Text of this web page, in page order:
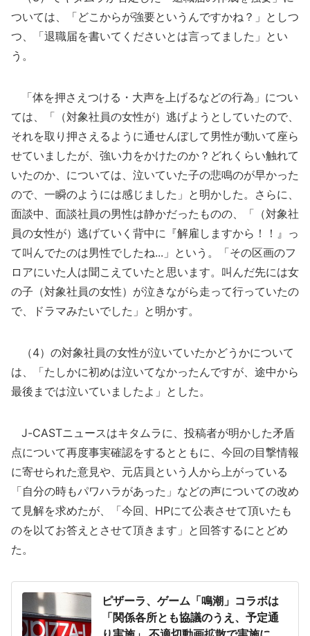
ついては、「どこからが強要というんですかね？」としつ
つ、「退職届を書いてくださいとは言ってました」とい
う。
「体を押さえつける・大声を上げるなどの行為」につい
ては、「（対象社員の女性が）逃げようとしていたので、
それを取り押さえるように通せんぼして男性が動いて座ら
せていましたが、強い力をかけたのか？どれくらい触れて
いたのか、については、泣いていた子の悲鳴のが早かった
ので、一瞬のようには感じました」と明かした。さらに、
面談中、面談社員の男性は静かだったものの、「（対象社
員の女性が）逃げていく背中に『解雇しますから！！』っ
て叫んでたのは男性でしたね...」という。「その区画のフ
ロアにいた人は聞こえていたと思います。叫んだ先には女
の子（対象社員の女性）が泣きながら走って行っていたの
で、ドラマみたいでした」と明かす。
（4）の対象社員の女性が泣いていたかどうかについて
は、「たしかに初めは泣いてなかったんですが、途中から
最後までは泣いていましたよ」とした。
J-CASTニュースはキタムラに、投稿者が明かした矛盾
点について再度事実確認をするとともに、今回の目撃情報
に寄せられた意見や、元店員という人から上がっている
「自分の時もパワハラがあった」などの声についての改め
て見解を求めたが、「今回、HPにて公表させて頂いたも
のを以てお答えとさせて頂きます」と回答するにとどめ
た。
ピザーラ、ゲーム「鳴潮」コラボは
「関係各所とも協議のうえ、予定通